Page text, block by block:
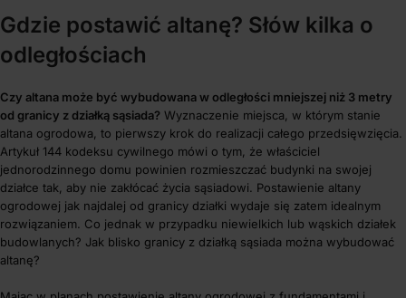
Gdzie postawić altanę? Słów kilka o
odległościach
Czy altana może być wybudowana w odległości mniejszej niż 3 metry
od granicy z działką sąsiada? Wyznaczenie miejsca, w którym stanie
altana ogrodowa, to pierwszy krok do realizacji całego przedsięwzięcia.
Artykuł 144 kodeksu cywilnego mówi o tym, że właściciel
jednorodzinnego domu powinien rozmieszczać budynki na swojej
działce tak, aby nie zakłócać życia sąsiadowi. Postawienie altany
ogrodowej jak najdalej od granicy działki wydaje się zatem idealnym
rozwiązaniem. Co jednak w przypadku niewielkich lub wąskich działek
budowlanych? Jak blisko granicy z działką sąsiada można wybudować
altanę?